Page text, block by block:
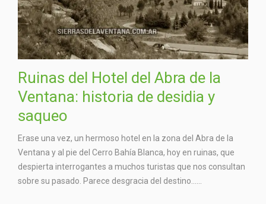
Ruinas del Hotel del Abra de la
Ventana: historia de desidia y
saqueo
Erase una vez, un hermoso hotel en la zona del Abra de la
Ventana y al pie del Cerro Bahía Blanca, hoy en ruinas, que
despierta interrogantes a muchos turistas que nos consultan
sobre su pasado. Parece desgracia del destino…...